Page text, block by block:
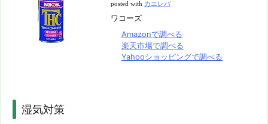
posted with カエレバ
ワコーズ
Amazonで調べる
楽天市場で調べる
Yahooショッピングで調べる
湿気対策